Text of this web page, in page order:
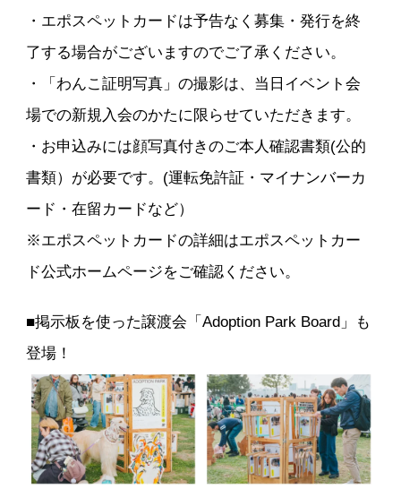
・エポスペットカードは予告なく募集・発行を終
了する場合がございますのでご了承ください。
・「わんこ証明写真」の撮影は、当日イベント会
場での新規入会のかたに限らせていただきます。
・お申込みには顔写真付きのご本人確認書類(公的
書類）が必要です。(運転免許証・マイナンバーカ
ード・在留カードなど）
※エポスペットカードの詳細はエポスペットカー
ド公式ホームページをご確認ください。
■掲示板を使った譲渡会「Adoption Park Board」も
登場！